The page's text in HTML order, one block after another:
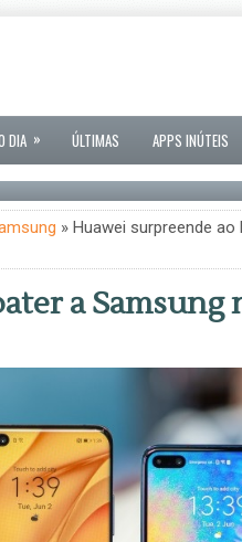
DIA » ÚLTIMAS APPS INÚTEIS
» Huawei surpreende
a Samsung